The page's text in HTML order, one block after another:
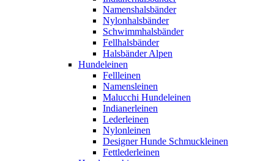
Namenshalsbänder
Nylonhalsbänder
Schwimmhalsbänder
Fellhalsbänder
Halsbänder Alpen
Hundeleinen
Fellleinen
Namensleinen
Malucchi Hundeleinen
Indianerleinen
Lederleinen
Nylonleinen
Designer Hunde Schmuckleinen
Fettlederleinen